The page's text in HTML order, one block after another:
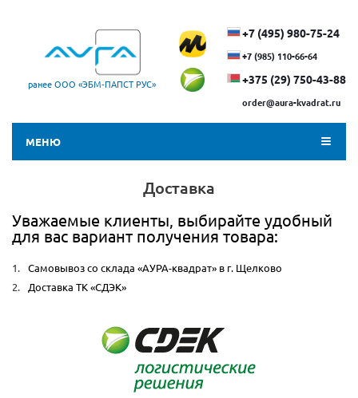
ранее ООО «ЭБМ‑ПАПСТ РУС»
+7 (495) 980-75-24
+7 (985) 110-66-64
+375 (29) ​750-43-88
order@aura-kvadrat.ru
МЕНЮ
Доставка
Уважаемые клиенты, выбирайте удобный
для вас вариант получения товара:
Самовывоз со склада «АУРА-квадрат» в г. Щелково
Доставка ТК «СДЭК»